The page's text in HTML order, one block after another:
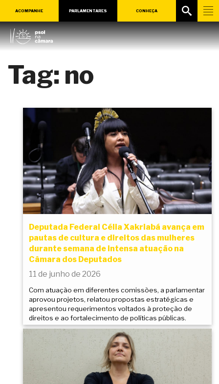
ACOMPANHE PARLAMENTARES CONHEÇA
Tag: no
Deputada Federal Célia Xakriabá avança em
pautas de cultura e direitos das mulheres
durante semana de intensa atuação na
Câmara dos Deputados
11 de junho de 2026
Com atuação em diferentes comissões, a parlamentar
aprovou projetos, relatou propostas estratégicas e
apresentou requerimentos voltados à proteção de
direitos e ao fortalecimento de políticas públicas.